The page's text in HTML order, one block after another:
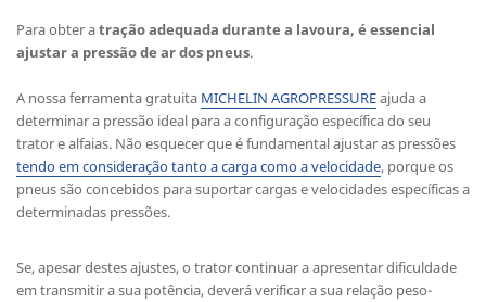
Para obter atração adequada durante a lavoura, é essencial
ajustar a pressão de ar dos pneus.
A nossa ferramenta gratuita MICHELIN AGROPRESSUREajuda a
determinar a pressão ideal para a configuração específica do seu
trator e alfaias. Não esquecer que é fundamental ajustar as pressões
tendo em consideração tanto a carga como a velocidade, porque os
pneus são concebidos para suportar cargas e velocidades específicas a
determinadas pressões.
Se, apesar destes ajustes, o trator continuar a apresentar dificuldade
em transmitir a sua potência, deverá verificar a sua relação peso-